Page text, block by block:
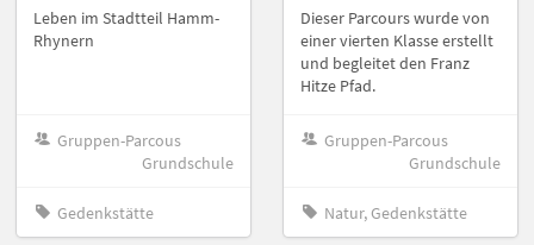
Leben im Stadtteil Hamm-
Rhynern
Gruppen-Parcous
Grundschule
Gedenkstätte
Dieser Parcours wurde von
einer vierten Klasse erstellt
und begleitet den Franz
Hitze Pfad.
Gruppen-Parcous
Grundschule
Natur, Gedenkstätte